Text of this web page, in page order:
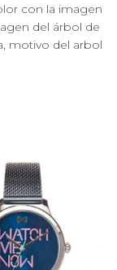
con la imagen
del árbol de
motivo del arbol